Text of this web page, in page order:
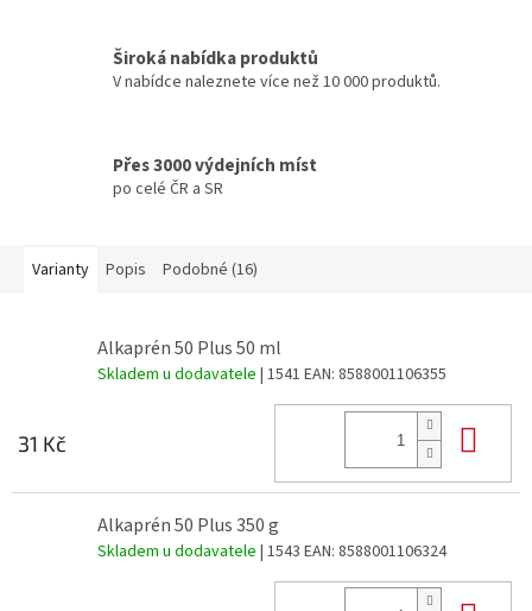
Široká nabídka produktů
V nabídce naleznete více než 10 000 produktů.
Přes 3000 výdejních míst
po celé ČR a SR
Varianty Popis Podobné (16)
Alkaprén 50 Plus 50 ml
Skladem u dodavatele | 1541 EAN: 8588001106355
31 Kč
Alkaprén 50 Plus 350 g
Skladem u dodavatele | 1543 EAN: 8588001106324